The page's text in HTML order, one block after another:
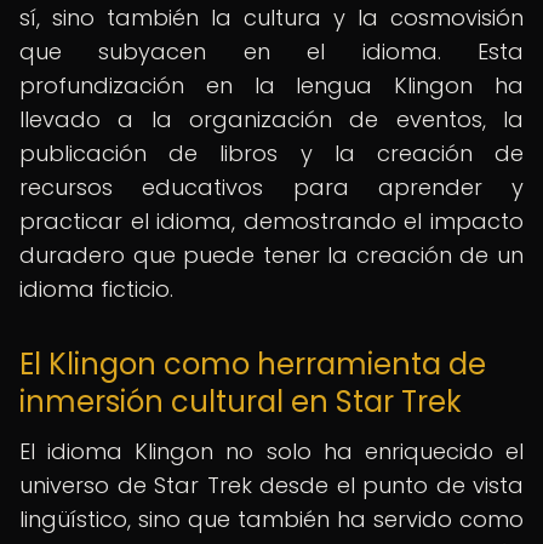
sí, sino también la cultura y la cosmovisión
que subyacen en el idioma. Esta
profundización en la lengua Klingon ha
llevado a la organización de eventos, la
publicación de libros y la creación de
recursos educativos para aprender y
practicar el idioma, demostrando el impacto
duradero que puede tener la creación de un
idioma ficticio.
El Klingon como herramienta de
inmersión cultural en Star Trek
El idioma Klingon no solo ha enriquecido el
universo de Star Trek desde el punto de vista
lingüístico, sino que también ha servido como